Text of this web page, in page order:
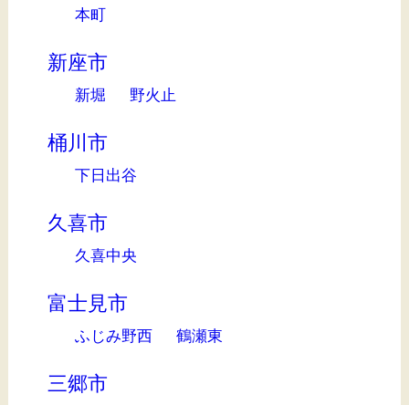
本町
新座市
新堀 野火止
桶川市
下日出谷
久喜市
久喜中央
富士見市
ふじみ野西 鶴瀬東
三郷市